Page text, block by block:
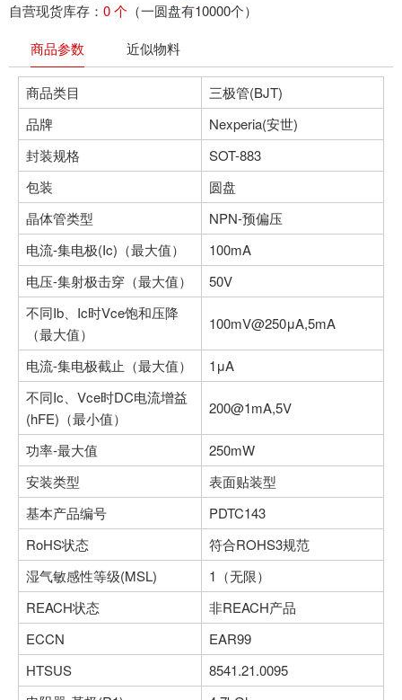
自营现货库存： 0 个 （一圆盘有10000个）
商品参数
近似物料
商品类目
三极管(BJT)
品牌
Nexperia(安世)
封装规格
SOT-883
包装
圆盘
晶体管类型
NPN-预偏压
电流-集电极(Ic)（最大值）
100mA
电压-集射极击穿（最大值）
50V
不同Ib、Ic时Vce饱和压降
（最大值）
100mV@250μA,5mA
电流-集电极截止（最大值）
1μA
不同Ic、Vce时DC电流增益
(hFE)（最小值）
200@1mA,5V
功率-最大值
250mW
安装类型
表面贴装型
基本产品编号
PDTC143
RoHS状态
符合ROHS3规范
湿气敏感性等级(MSL)
1（无限）
REACH状态
非REACH产品
ECCN
EAR99
HTSUS
8541.21.0095